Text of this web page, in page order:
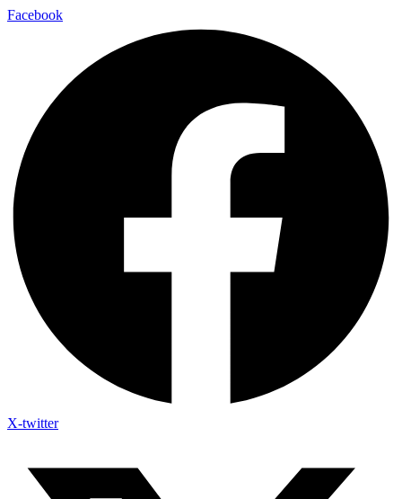
Facebook
X-twitter